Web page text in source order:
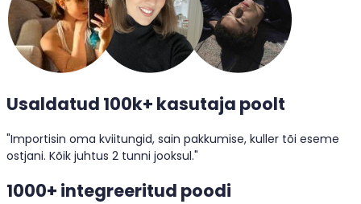
Usaldatud 100k+ kasutaja poolt
"Importisin oma kviitungid, sain pakkumise, kuller tõi eseme
ostjani. Kõik juhtus 2 tunni jooksul."
1000+ integreeritud poodi